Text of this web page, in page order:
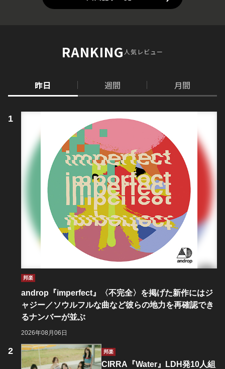
RANKING人気レビュー
昨日 週間 月間
邦楽
androp『imperfect』〈不完全〉を掲げた新作にはジ
ャジー／ソウルフルな曲など彼らの地力を再確認でき
るナンバーが並ぶ
2026年08月06日
邦楽
CIRRA『Water』LDH発10人組